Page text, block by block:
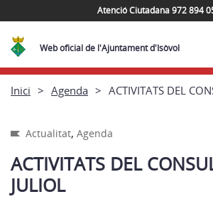
Atenció Ciutadana 972 894
Web oficial de l'Ajuntament d'Isòvol
Inici Agenda ACTIVITATS DEL
Actualitat, Agenda
ACTIVITATS DEL
JULIOL